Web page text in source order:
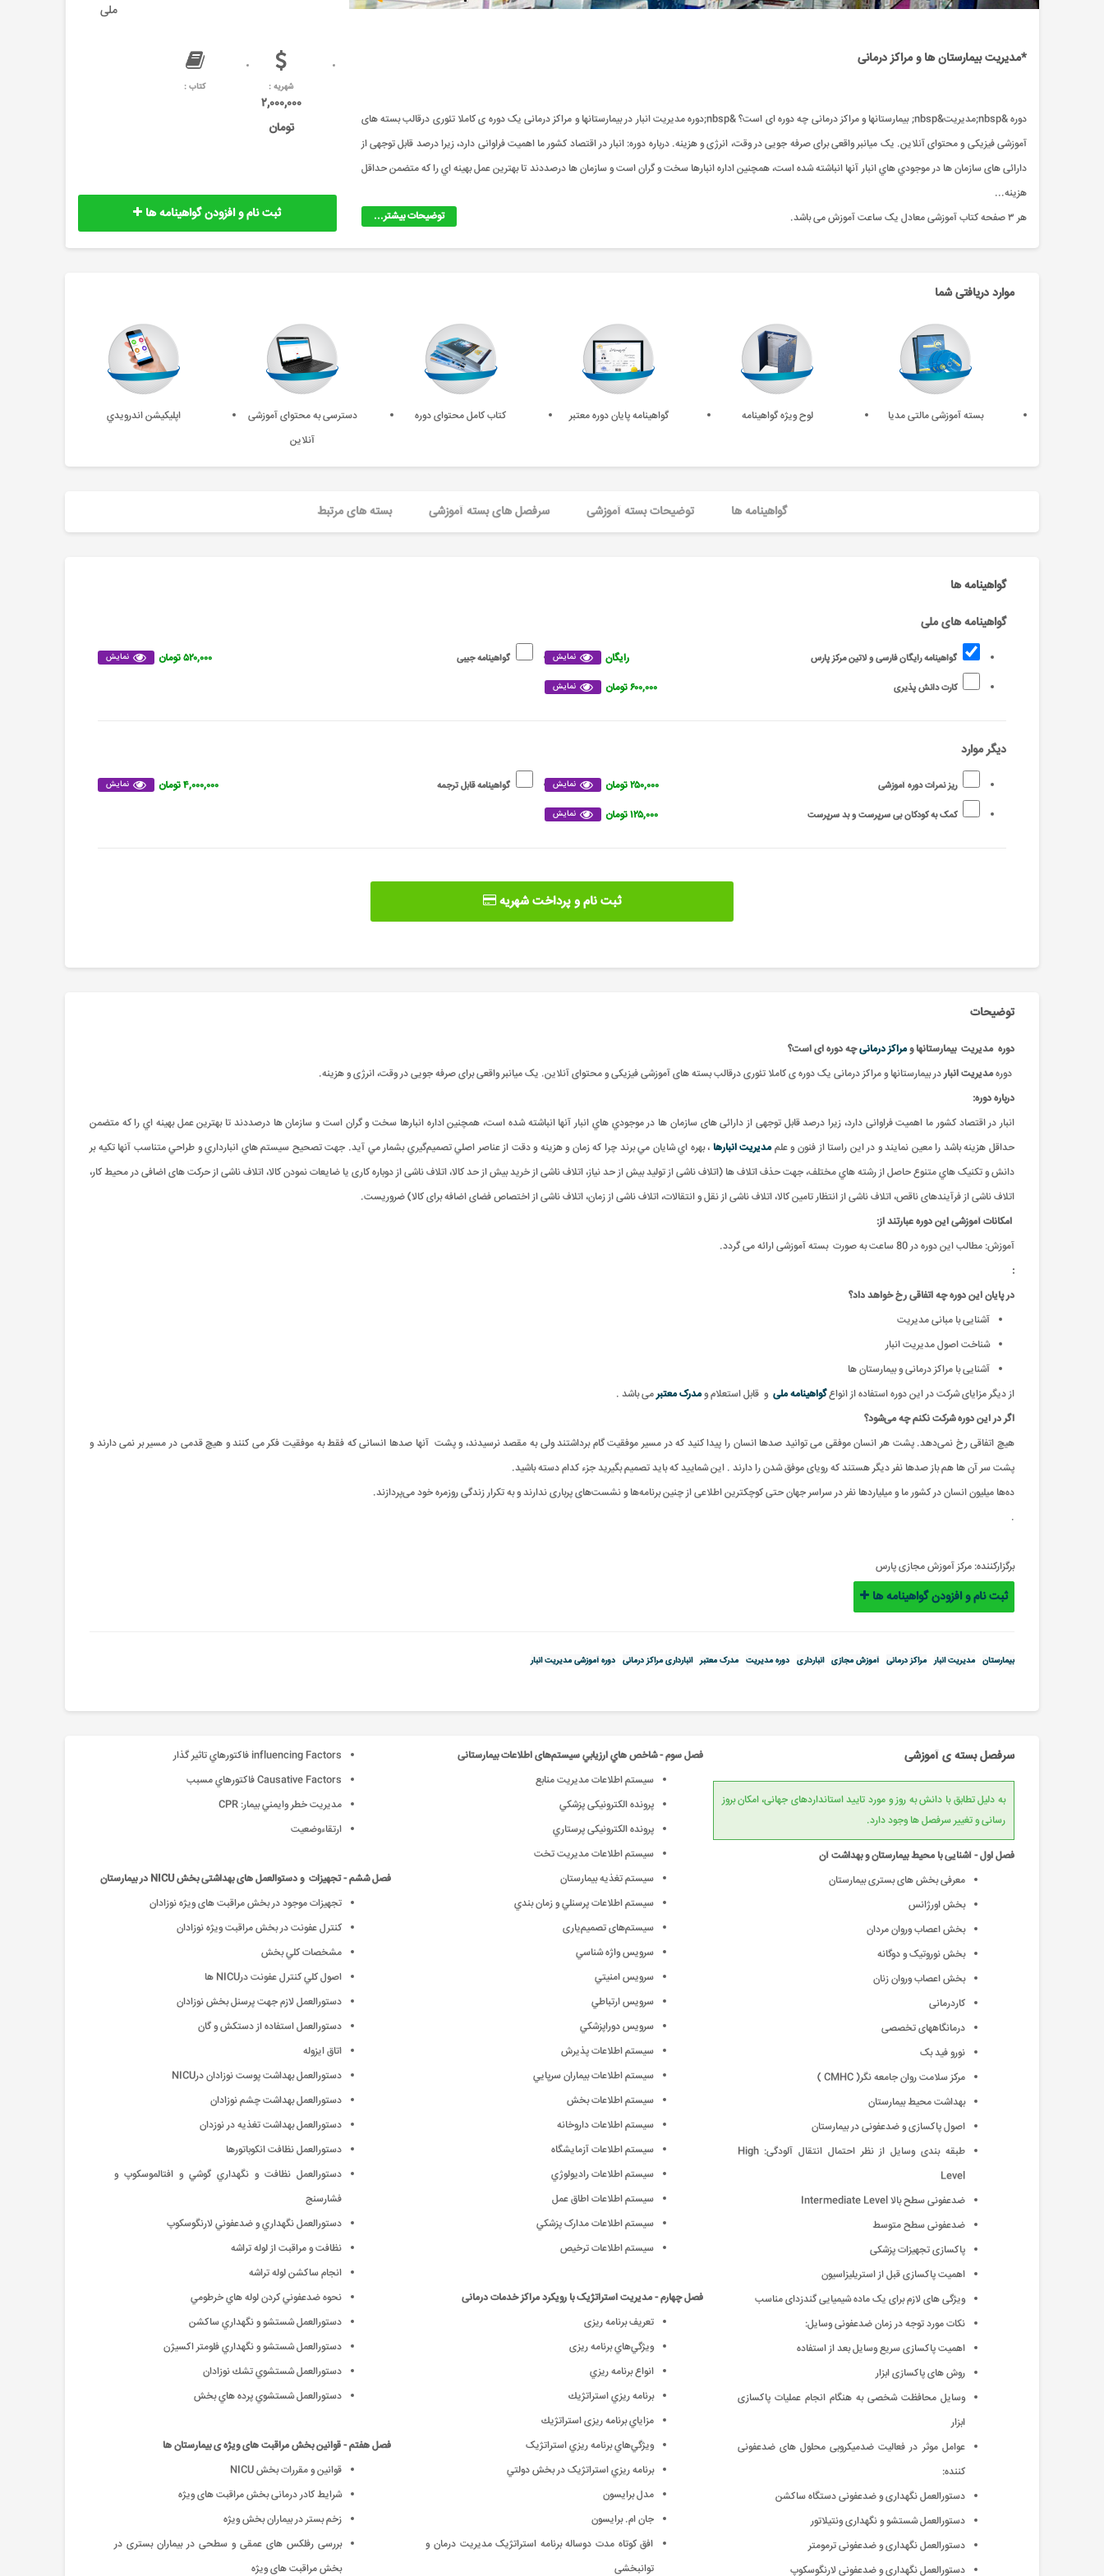
*مدیریت بیمارستان ها و مراکز درمانی
دوره &nbsp;مدیریت&nbsp; بیمارستانها و مراکز درمانی چه دوره ای است؟ &nbsp;دوره مدیریت انبار در بیمارستانها و مراکز درمانی یک دوره ی کاملا تئوری درقالب بسته های
آموزشی فیزیکی و محتوای آنلاین. یک میانبر واقعی برای صرفه جویی در وقت، انرژی و هزینه. درباره دوره: انبار در اقتصاد کشور ما اهمیت فراوانی دارد، زیرا درصد قابل توجهی از
دارائی های سازمان ها در موجودي هاي انبار آنها انباشته شده است، همچنین اداره انبارها سخت و گران است و سازمان ها درصددند تا بهترين عمل بهينه اي را که متضمن حداقل
هزينه...
توضیحات بیشتر...
هر ۳ صفحه کتاب آموزشی معادل یک ساعت آموزش می باشد.
ملی
شهریه :
۲,۰۰۰,۰۰۰
تومان
کتاب :
ثبت نام و افزودن گواهینامه ها
موارد دریافتی شما
بسته آموزشی مالتی مدیا لوح ویژه گواهینامه گواهینامه پایان دوره معتبر کتاب کامل محتوای دوره
دسترسی به محتوای آموزشی
آنلاین
اپليکيشن اندرويدي
گواهینامه ها توضیحات بسته آموزشی سرفصل های بسته آموزشی بسته های مرتبط
گواهینامه ها
گواهینامه های ملی
گواهینامه رایگان فارسی و لاتین مرکز پارس نمایش رایگان
کارت دانش پذیری نمایش ۶۰۰,۰۰۰ تومان
گواهینامه جیبی نمایش ۵۲۰,۰۰۰ تومان
دیگر موارد
ریز نمرات دوره آموزشی نمایش ۲۵۰,۰۰۰ تومان
کمک به کودکان بی سرپرست و بد سرپرست نمایش ۱۲۵,۰۰۰ تومان
گواهینامه قابل ترجمه نمایش ۴,۰۰۰,۰۰۰ تومان
ثبت نام و پرداخت شهریه
توضیحات
دوره مدیریت بیمارستانها ومراکز درمانیچه دوره ای است؟
دورهمدیریت انباردر بیمارستانها و مراکز درمانی یک دوره ی کاملا تئوری درقالب بسته های آموزشی فیزیکی و محتوای آنلاین. یک میانبر واقعی برای صرفه جویی در وقت، انرژی و هزینه.
درباره دوره:
انبار در اقتصاد کشور ما اهمیت فراوانی دارد، زیرا درصد قابل توجهی از دارائی های سازمان ها در موجودي هاي انبار آنها انباشته شده است، همچنین اداره انبارها سخت و گران است و سازمان ها درصددند تا بهترين عمل بهينه اي را که متضمن
حداقل هزينه باشد را معين نمايند و در اين راستا از فنون و علممديريت انبارها ، بهره اي شايان مي برند چرا که زمان و هزينه و دقت از عناصر اصلي تصميم‌گيري بشمار مي آيد. جهت تصحيح سيستم هاي انبارداري و طراحي متناسب آنها تکیه بر
دانش و تکنيک هاي متنوع حاصل از رشته هاي مختلف، جهت حذف اتلاف ها (اتلاف ناشی از تولید بیش از حد نیاز، اتلاف ناشی از خرید بیش از حد کالا، اتلاف ناشی از دوباره کاری یا ضایعات نمودن کالا، اتلاف ناشی از حرکت های اضافی در محیط کار،
اتلاف ناشی از فرآیندهای ناقص، اتلاف ناشی از انتظار تامین کالا، اتلاف ناشی از نقل و انتقالات، اتلاف ناشی از زمان، اتلاف ناشی از اختصاص فضای اضافه برای کالا) ضروريست.
امکانات آموزشی این دوره عبارتند از:
آموزش: مطالب این دوره در 80 ساعت به صورت بسته آموزشی ارائه می گردد
.
:
در پایان این دوره چه اتفاقی رخ خواهد داد؟
آشنایی با مبانی مدیریت
شناخت اصول مدیریت انبار
آشنایی با مراکز درمانی و بیمارستان ها
از دیگر مزایای شرکت در این دوره استفاده از انواعگواهینامه ملی و قابل استعلام ومدرک معتبرمی باشد .
اگر در این دوره شرکت نکنم چه می‌شود؟
هیچ اتفاقی رخ نمی‌دهد. پشت هر انسان موفقی می توانید صدها انسان را پیدا کنید که در مسیر موفقیت گام برداشتند ولی به مقصد نرسیدند، و پشت آنها صدها انسانی که فقط به موفقیت فکر می کنند و هیچ قدمی در مسیر بر نمی دارند و
پشت سر آن ها هم باز صدها نفر دیگر هستند که رویای موفق شدن را دارند . این شمایید که باید تصمیم بگیرید جزء کدام دسته باشید.
ده‌ها میلیون‌ انسان در کشور ما و میلیاردها نفر در سراسر جهان حتی کوچکترین اطلاعی از چنین برنامه‌ها و نشست‌های پرباری ندارند و به تکرار زندگی روزمره خود می‌پردازند.
.
برگزارکننده: مرکز آموزش مجازی پارس
ثبت نام و افزودن گواهینامه ها
بیمارستان مدیریت انبار مراکز درمانی آموزش مجازی انبارداری دوره مدیریت مدرک معتبر انبارداری مراکز درمانی دوره آموزشی مدیریت انبار
سرفصل بسته ی آموزشی
به دلیل تطابق با دانش به روز و مورد تایید استانداردهای جهانی، امکان بروز
رسانی و تغییر سرفصل ها وجود دارد.
فصل اول - آشنایی با محیط بیمارستان و بهداشت آن
معرفی بخش های بستری بیمارستان
بخش اورژانس
بخش اعصاب وروان مردان
بخش نوروتیک و دوگانه
بخش اعصاب وروان زنان
کاردرمانی
درمانگاههای تخصصی
نورو فید بک
مرکز سلامت روان جامعه نگر( CMHC )
بهداشت محیط بیمارستان
اصول پاکسازی و ضدعفونی در بیمارستان
طبقه بندی وسایل از نظر احتمال انتقال آلودگی: High
Level
ضدعفونی سطح بالا Intermediate Level
ضدعفونی سطح متوسط
پاکسازی تجهیزات پزشکی
اهمیت پاکسازی قبل از استریلیزاسیون
ویژگی های لازم برای یک ماده شیمیایی گندزدای مناسب
نکات مورد توجه در زمان ضدعفونی وسایل:
اهمیت پاکسازی سریع وسایل بعد از استفاده
روش های پاکسازی ابزار
وسایل محافظت شخصی به هنگام انجام عملیات پاکسازی
ابزار
عوامل موثر در فعالیت ضدمیکروبی محلول های ضدعفونی
کننده:
دستورالعمل نگهداری و ضدعفونی دستگاه ساکشن
دستورالعمل شستشو و نگهداری ونتیلاتور
دستورالعمل نگهداری و ضدعفونی ترمومتر
دستورالعمل نگهداری و ضدعفونی لارنگوسکوپ
فصل سوم - شاخص هاي ارزيابي سیستم‌های اطلاعات بیمارستانی
سیستم اطلاعات مدیریت منابع
پرونده الکترونيکی پزشکي
پرونده الکترونيکی پرستاري
سيستم اطلاعات مديريت تخت
سیستم تغذیه بیمارستان
سيستم اطلاعات پرسنلي و زمان بندي
سيستم‌های تصمیم‌یاری
سرويس واژه شناسي
سرويس امنيتي
سرويس ارتباطي
سرويس دوراپزشکي
سيستم اطلاعات پذيرش
سيستم اطلاعات بيماران سرپايي
سيستم اطلاعات بخش
سيستم اطلاعات داروخانه
سيستم اطلاعات آزمايشگاه
سيستم اطلاعات راديولوژي
سيستم اطلاعات اطاق عمل
سيستم اطلاعات مدارک پزشکي
سيستم اطلاعات ترخيص
فصل چهارم - مدیریت استراتژیک با رویکرد مراکز خدمات درمانی
تعريف برنامه ریزی
ويژگي‌هاي برنامه ریزی
انواع برنامه ريزي
برنامه ريزي استراتژيك
مزاياي برنامه ریزی استراتژيك
ويژگي‌هاي برنامه ريزي استراتژیک
برنامه ريزي استراتژیک در بخش دولتي
مدل برايسون
جان ام. برايسون
افق كوتاه مدت دوساله برنامه استراتژیک مدیریت درمان و
توانبخشی
influencing Factors فاكتورهاي تاثير گذار
Causative Factors فاكتورهاي مسبب
مديريت خطر وايمني بيمار: CPR
ارتقاءوضعيت
فصل ششم - تجهیزات و دستوالعمل های بهداشتی بخش NICU در بیمارستان
تجهیزات موجود در بخش مراقبت های ویژه نوزادان
كنترل عفونت در بخش مراقبت ويژه نوزادان
مشخصات كلي بخش
اصول كلي كنترل عفونت درNICU ‌ها
دستورالعمل لازم جهت پرسنل بخش نوزادان
دستورالعمل استفاده از دستكش و گان
اتاق ايزوله
دستورالعمل بهداشت پوست نوزادان درNICU
دستورالعمل بهداشت چشم نوزادان
دستورالعمل بهداشت تغذيه در نوزدان
دستورالعمل نظافت انكوباتورها
دستورالعمل نظافت و نگهداري گوشي و افتالموسكوپ و
فشارسنج
دستورالعمل نگهداري و ضدعفوني لارنگوسكوپ
نظافت و مراقبت از لوله تراشه
انجام ساکشن لوله تراشه
نحوه ضدعفوني كردن لوله هاي خرطومي
دستورالعمل شستشو و نگهداري ساكشن
دستورالعمل شستشو و نگهداري فلومتر اكسيژن
دستورالعمل شستشوي تشك نوزادان
دستورالعمل شستشوي پرده هاي بخش
فصل هفتم - قوانین بخش مراقبت های ویژه ی بیمارستان ها
قوانین و مقررات بخش NICU
شرایط کادر درمانی بخش مراقبت های ویژه
زخم بستر در بیماران بخش ویژه
بررسی رفلکس های عمقی و سطحی در بیماران بستری در
بخش مراقبت های ویژه